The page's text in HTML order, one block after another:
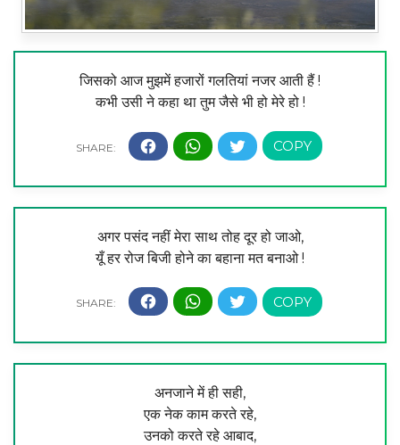
जिसको आज मुझमें हजारों गलतियां नजर आती हैं !
कभी उसी ने कहा था तुम जैसे भी हो मेरे हो !
अगर पसंद नहीं मेरा साथ तोह दूर हो जाओ,
यूँ हर रोज बिजी होने का बहाना मत बनाओ !
अनजाने में ही सही,
एक नेक काम करते रहे,
उनको करते रहे आबाद,